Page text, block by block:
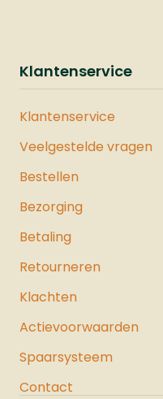
Klantenservice
Klantenservice
Veelgestelde vragen
Bestellen
Bezorging
Betaling
Retourneren
Klachten
Actievoorwaarden
Spaarsysteem
Contact